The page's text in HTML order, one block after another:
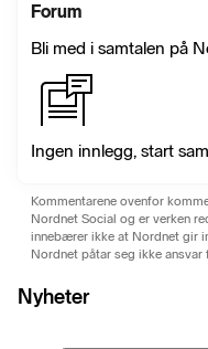
Forum
Bli med i samtalen på
Ingen innlegg, start
Kommentarene ovenfor
Nordnet Social og er verken
innebærer ikke at Nordnet gir
Nordnet påtar seg ikke ansvar
Nyheter